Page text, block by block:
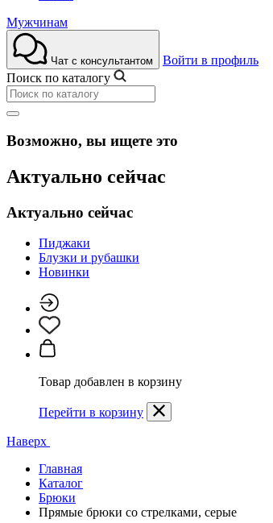
Мужчинам
Чат с консультантом
Войти в профиль
Поиск по каталогу
Возможно, вы ищете это
Актуально сейчас
Актуально сейчас
Пиджаки
Блузки и рубашки
Новинки
Товар добавлен в корзину
Перейти в корзину
Наверх
Главная
Каталог
Брюки
Прямые брюки со стрелками, серые